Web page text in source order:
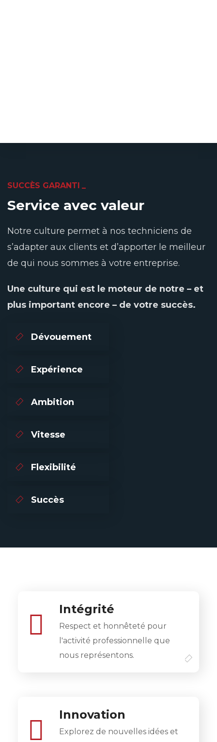
SUCCÈS GARANTI
Service avec valeur
Notre culture permet à nos techniciens de
s’adapter aux clients et d’apporter le meilleur
de qui nous sommes à votre entreprise.
Une culture qui est le moteur de notre – et
plus important encore – de votre succès.
Dévouement
Expérience
Ambition
Vitesse
Flexibilité
Succès
Intégrité
Respect et honnêteté pour
l'activité professionnelle que
nous représentons.
Innovation
Explorez de nouvelles idées et